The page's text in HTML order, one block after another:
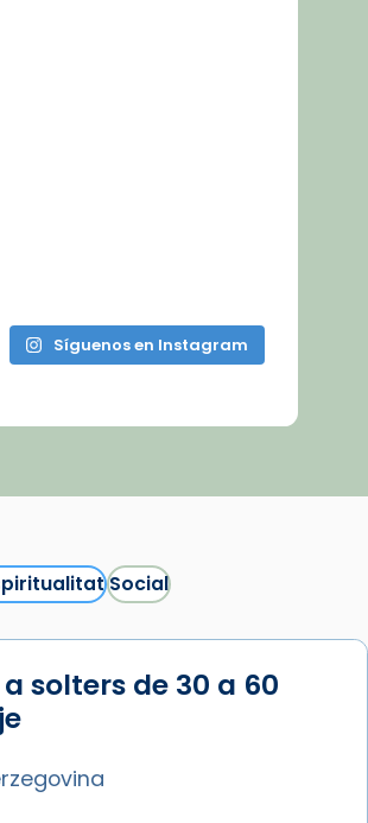
Síguenos en Instagram
Social
solters de 30 a 60